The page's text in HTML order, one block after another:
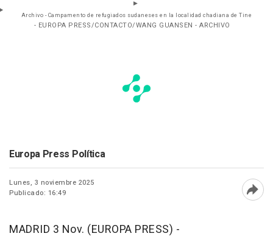
Archivo - Campamento de refugiados sudaneses en la localidad chadiana de Tine
- EUROPA PRESS/CONTACTO/WANG GUANSEN - ARCHIVO
Europa Press Política
Lunes, 3 noviembre 2025
Publicado: 16:49
MADRID 3 Nov. (EUROPA PRESS) -